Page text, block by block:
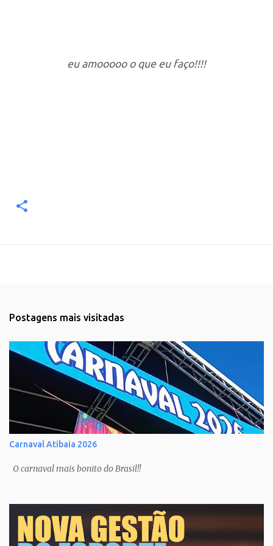
eu amooooo o que eu faço!!!!
Postagens mais visitadas
Carnaval Atibaia 2026
O carnaval mais bonito do Brasil!!